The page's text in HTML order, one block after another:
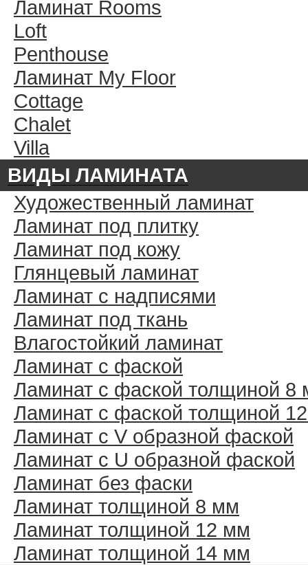
Ламинат Rooms
Loft
Penthouse
Ламинат My Floor
Cottage
Chalet
Villa
ВИДЫ ЛАМИНАТА
Художественный ламинат
Ламинат под плитку
Ламинат под кожу
Глянцевый ламинат
Ламинат с надписями
Ламинат под ткань
Влагостойкий ламинат
Ламинат с фаской
Ламинат с фаской толщиной 8
Ламинат с фаской толщиной
Ламинат с V образной фаской
Ламинат с U образной фаской
Ламинат без фаски
Ламинат толщиной 8 мм
Ламинат толщиной 12 мм
Ламинат толщиной 14 мм